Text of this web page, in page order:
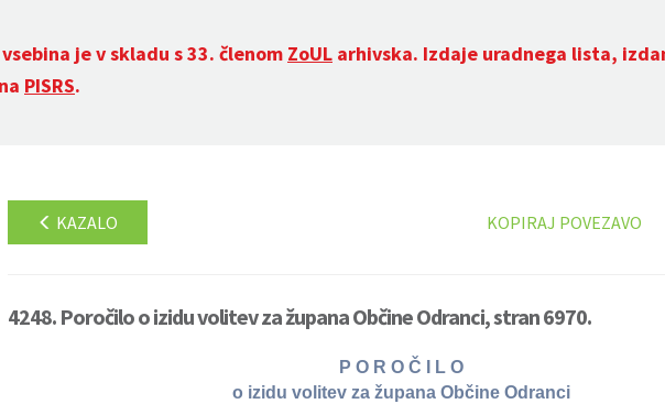
je v skladu s 33. členom ZoUL arhivska. Izdaje uradnega lista,
PISRS.
KAZALO KOPIRAJ POVEZAVO
4248. Poročilo o izidu volitev za župana Občine Odranci, stran 6970.
P O R O Č I L O
o izidu volitev za župana Občine Odranci